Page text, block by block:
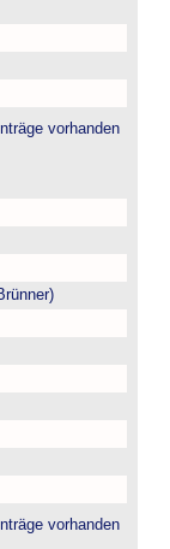
vorhanden
vorhanden